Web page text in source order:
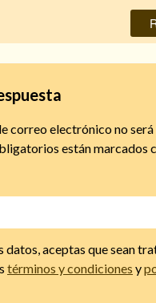
correo electrónico no
están marcados
datos, aceptas que sean
términos y condiciones y